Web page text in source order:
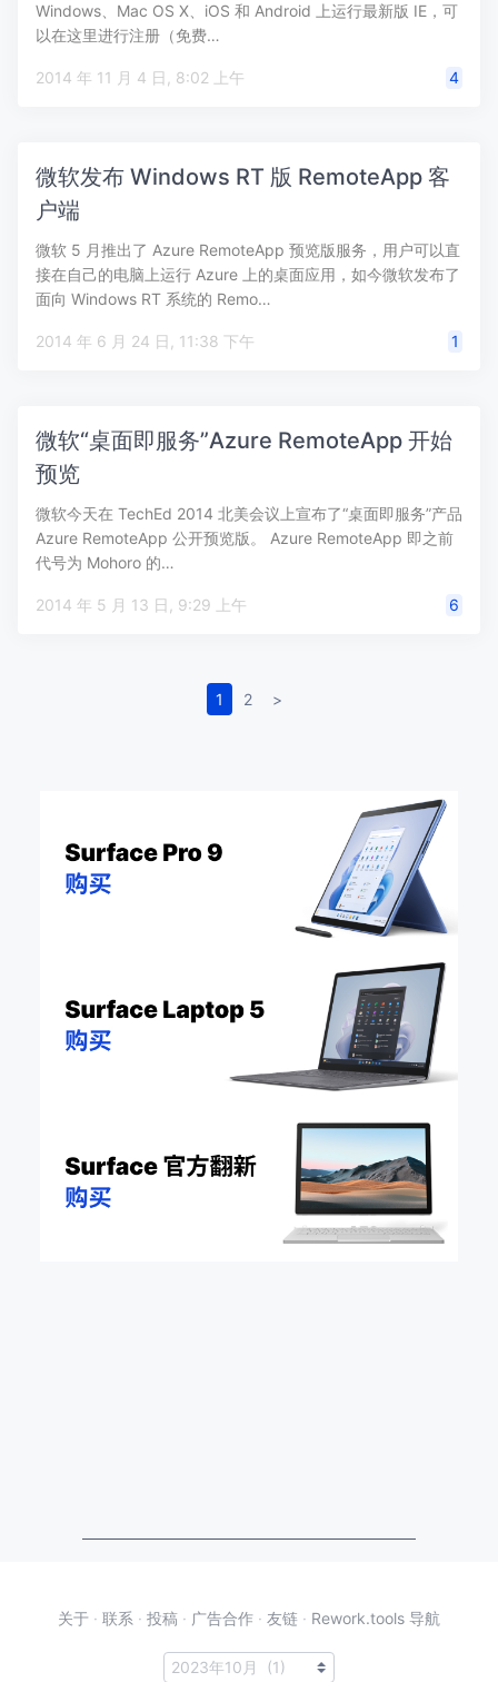
Windows、Mac OS X、iOS 和 Android 上运行最新版 IE，可
以在这里进行注册（免费…
2014 年 11 月 4 日, 8:02 上午 4
微软发布 Windows RT 版 RemoteApp 客
户端
微软 5 月推出了 Azure RemoteApp 预览版服务，用户可以直
接在自己的电脑上运行 Azure 上的桌面应用，如今微软发布了
面向 Windows RT 系统的 Remo…
2014 年 6 月 24 日, 11:38 下午 1
微软“桌面即服务”Azure RemoteApp 开始
预览
微软今天在 TechEd 2014 北美会议上宣布了“桌面即服务”产品
Azure RemoteApp 公开预览版。 Azure RemoteApp 即之前
代号为 Mohoro 的…
2014 年 5 月 13 日, 9:29 上午 6
1 2 >
关于 · 联系 · 投稿 · 广告合作 · 友链 · Rework.tools 导航